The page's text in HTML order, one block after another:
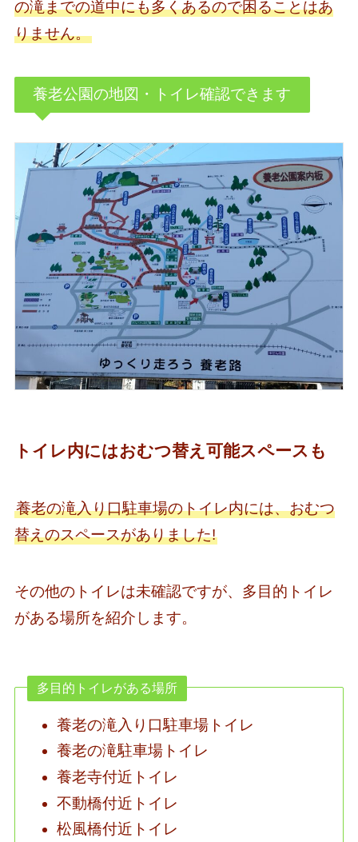
の滝までの道中にも多くあるので困ることはあ
りません。
養老公園の地図・トイレ確認できます
トイレ内にはおむつ替え可能スペースも
養老の滝入り口駐車場のトイレ内には、おむつ
替えのスペースがありました!
その他のトイレは未確認ですが、多目的トイレ
がある場所を紹介します。
多目的トイレがある場所
養老の滝入り口駐車場トイレ
養老の滝駐車場トイレ
養老寺付近トイレ
不動橋付近トイレ
松風橋付近トイレ